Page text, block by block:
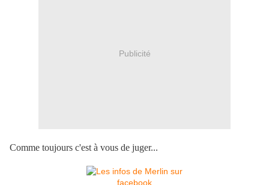
Publicité
Comme toujours c'est à vous de juger...